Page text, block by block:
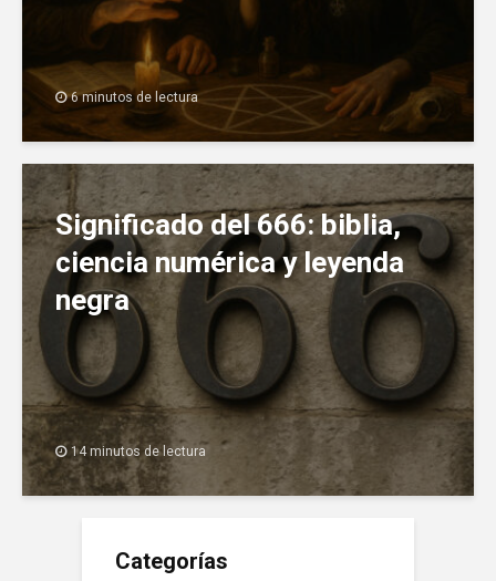
6 minutos de lectura
Significado del 666: biblia,
ciencia numérica y leyenda
negra
14 minutos de lectura
Categorías